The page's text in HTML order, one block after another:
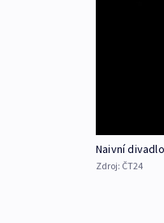
Naivní
Zdroj: ČT24